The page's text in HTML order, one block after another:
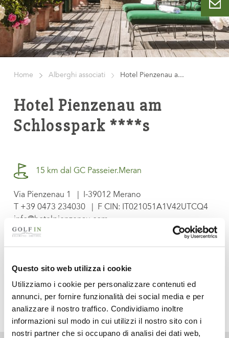
Questo sito web utilizza i cookie
Utilizziamo i cookie per personalizzare contenuti ed
annunci, per fornire funzionalità dei social media e per
analizzare il nostro traffico. Condividiamo inoltre
informazioni sul modo in cui utilizzi il nostro sito con i
nostri partner che si occupano di analisi dei dati web,
Home Alberghi associati Hotel Pienzenau a...
Hotel Pienzenau am
Schlosspark ****s
15 km dal GC Passeier.Meran
Via Pienzenau 1 | I-39012 Merano
T +39 0473 234030| F CIN: IT021051A1V42UTCQ4
info@hotelpienzenau.com
www.hotelpienzenau.com
Richiedi Hotel